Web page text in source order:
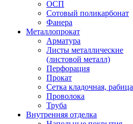
ОСП
Сотовый поликарбонат
Фанера
Металлопрокат
Арматура
Листы металлические
(листовой металл)
Перфорация
Прокат
Сетка кладочная, рабица
Проволока
Труба
Внутренняя отделка